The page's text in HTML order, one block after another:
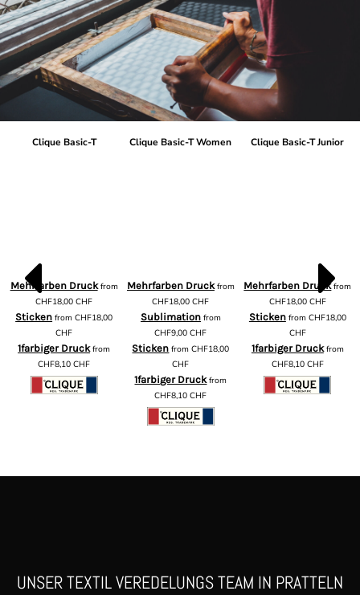
Clique Basic-T
Mehrfarben Druckfrom
CHF18,00CHF
Sticken fromCHF18,00
CHF
1farbiger Druckfrom
CHF8,10CHF
Clique Basic-T Women
Mehrfarben Druckfrom
CHF18,00CHF
Sublimationfrom
CHF9,00CHF
Sticken fromCHF18,00
CHF
1farbiger Druckfrom
CHF8,10CHF
Clique Basic-T Junior
Mehrfarben Druckfrom
CHF18,00 CHF
Stickenfrom CHF18,00
CHF
1farbiger Druckfrom
CHF8,10 CHF
UNSER TEXTIL VEREDELUNGS TEAM IN PRATTELN